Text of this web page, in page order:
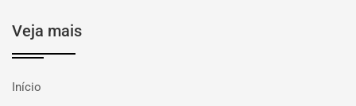
Veja mais
Início